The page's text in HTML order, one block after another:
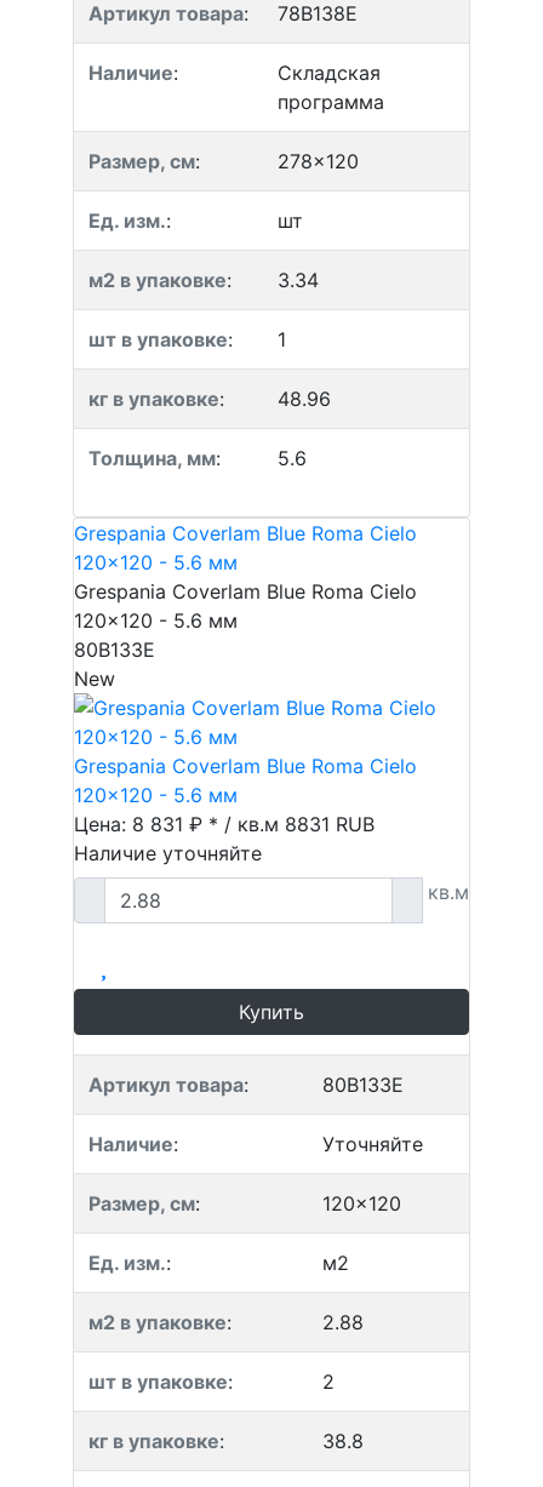
Артикул товара: 78B138E
Наличие:
Складская
программа
Размер, см: 278x120
Ед. изм.: шт
м2 в упаковке: 3.34
шт в упаковке: 1
кг в упаковке: 48.96
Толщина, мм: 5.6
Grespania Coverlam Blue Roma Cielo
120x120 - 5.6 мм
Grespania Coverlam Blue Roma Cielo
120x120 - 5.6 мм
80B133E
New
Grespania Coverlam Blue Roma Cielo
120x120 - 5.6 мм
Цена: 8 831 ₽ * / кв.м 8831 RUB
Наличие уточняйте
кв.м
Купить
Артикул товара: 80B133E
Наличие: Уточняйте
Размер, см: 120x120
Ед. изм.: м2
м2 в упаковке: 2.88
шт в упаковке: 2
кг в упаковке: 38.8